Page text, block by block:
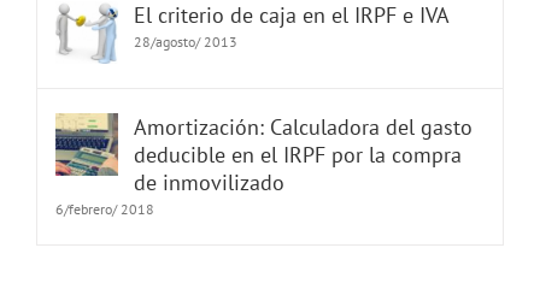
El criterio de caja en el IRPF e IVA
28/agosto/ 2013
Amortización: Calculadora del gasto
deducible en el IRPF por la compra
de inmovilizado
6/febrero/ 2018